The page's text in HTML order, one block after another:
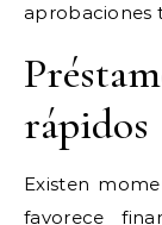
aprobaciones
rápidos
Existen
favorece